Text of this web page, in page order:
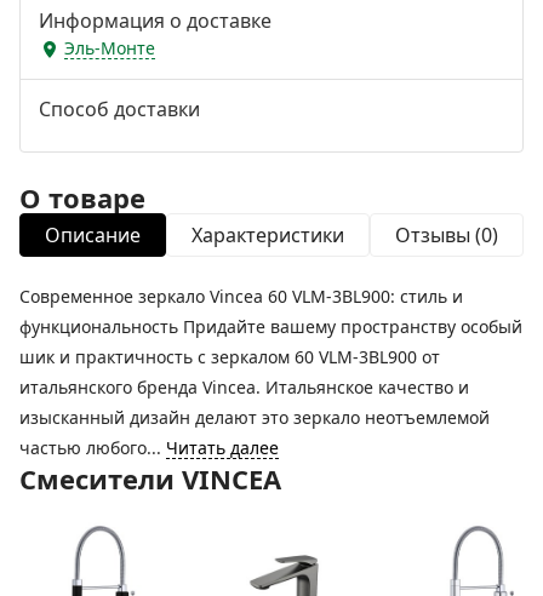
Информация о доставке
Эль-Монте
Способ доставки
О товаре
Описание Характеристики Отзывы (0)
Современное зеркало Vincea 60 VLM-3BL900: стиль и
функциональность Придайте вашему пространству особый
шик и практичность с зеркалом 60 VLM-3BL900 от
итальянского бренда Vincea. Итальянское качество и
изысканный дизайн делают это зеркало неотъемлемой
частью любого... Читать далее
Смесители VINCEA